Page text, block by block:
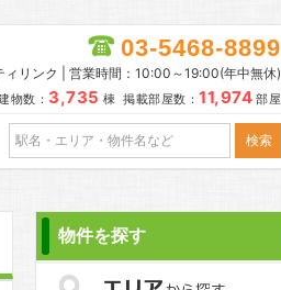
03-5468-8899
ィリンク | 営業時間：10:00～19:00(年中無休)
物数： 3,735 棟 掲載部屋数： 11,974 部屋
物件を探す